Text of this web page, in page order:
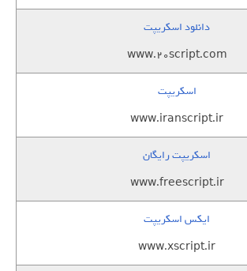
دانلود اسکریپت
www.20script.com
اسکریپت
www.iranscript.ir
اسکریپت رایگان
www.freescript.ir
ایکس اسکریپت
www.xscript.ir